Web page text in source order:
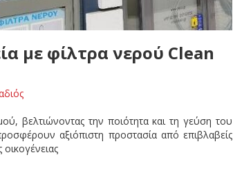
με φίλτρα νερού Clean
βελτιώνοντας την ποιότητα και τη γεύση του
αξιόπιστη προστασία από επιβλαβείς